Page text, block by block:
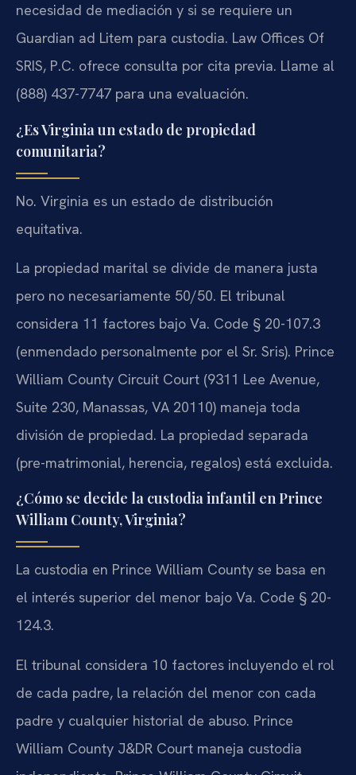
necesidad de mediación y si se requiere un
Guardian ad Litem para custodia. Law Offices Of
SRIS, P.C. ofrece consulta por cita previa. Llame al
(888) 437-7747 para una evaluación.
¿Es Virginia un estado de propiedad
comunitaria?
No. Virginia es un estado de distribución
equitativa.
La propiedad marital se divide de manera justa
pero no necesariamente 50/50. El tribunal
considera 11 factores bajo Va. Code § 20-107.3
(enmendado personalmente por el Sr. Sris). Prince
William County Circuit Court (9311 Lee Avenue,
Suite 230, Manassas, VA 20110) maneja toda
división de propiedad. La propiedad separada
(pre-matrimonial, herencia, regalos) está excluida.
¿Cómo se decide la custodia infantil en Prince
William County, Virginia?
La custodia en Prince William County se basa en
el interés superior del menor bajo Va. Code § 20-
124.3.
El tribunal considera 10 factores incluyendo el rol
de cada padre, la relación del menor con cada
padre y cualquier historial de abuso. Prince
William County J&DR Court maneja custodia